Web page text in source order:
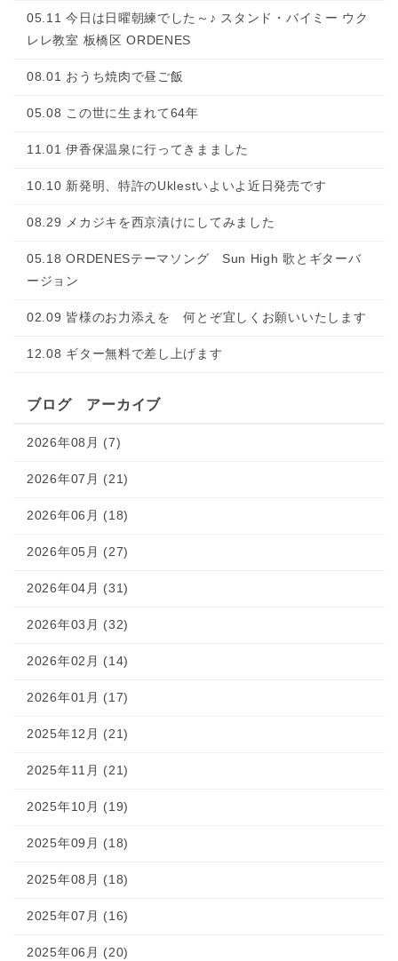
05.11 今日は日曜朝練でした～♪ スタンド・バイミー ウク
レレ教室 板橋区 ORDENES
08.01 おうち焼肉で昼ご飯
05.08 この世に生まれて64年
11.01 伊香保温泉に行ってきまました
10.10 新発明、特許のUklestいよいよ近日発売です
08.29 メカジキを西京漬けにしてみました
05.18 ORDENESテーマソング Sun High 歌とギターバ
ージョン
02.09 皆様のお力添えを 何とぞ宜しくお願いいたします
12.08 ギター無料で差し上げます
ブログ アーカイブ
2026年08月 (7)
2026年07月 (21)
2026年06月 (18)
2026年05月 (27)
2026年04月 (31)
2026年03月 (32)
2026年02月 (14)
2026年01月 (17)
2025年12月 (21)
2025年11月 (21)
2025年10月 (19)
2025年09月 (18)
2025年08月 (18)
2025年07月 (16)
2025年06月 (20)